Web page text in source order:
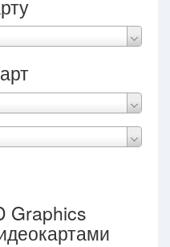
Graphics